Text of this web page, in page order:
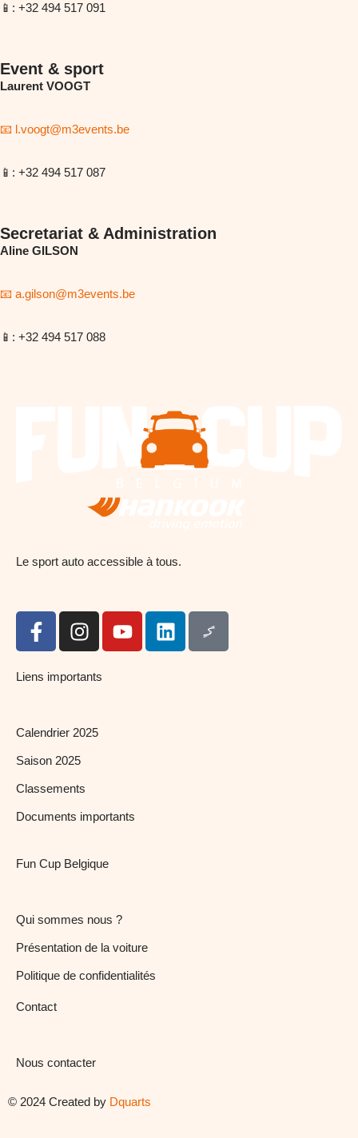
📱 : +32 494 517 091
Event & sport
Laurent VOOGT
📧 l.voogt@m3events.be
📱 : +32 494 517 087
Secretariat & Administration
Aline GILSON
📧 a.gilson@m3events.be
📱 : +32 494 517 088
Le sport auto accessible à tous.
Liens importants
Calendrier 2025
Saison 2025
Classements
Documents importants
Fun Cup Belgique
Qui sommes nous ?
Présentation de la voiture
Politique de confidentialités
Contact
Nous contacter
© 2024 Created by Dquarts